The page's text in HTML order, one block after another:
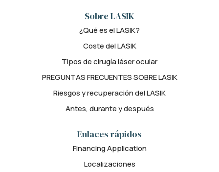
Sobre LASIK
¿Qué es el LASIK?
Coste del LASIK
Tipos de cirugía láser ocular
PREGUNTAS FRECUENTES SOBRE LASIK
Riesgos y recuperación del LASIK
Antes, durante y después
Enlaces rápidos
Financing Application
Localizaciones